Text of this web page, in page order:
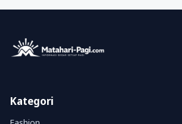
Kategori